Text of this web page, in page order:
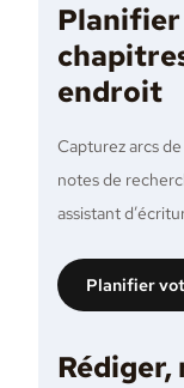
Planifier
endroit
Capturez arcs
notes de
assistant
Planifier